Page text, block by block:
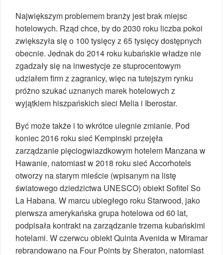
Największym problemem branży jest brak miejsc
hotelowych. Rząd chce, by do 2030 roku liczba pokoi
zwiększyła się o 100 tysięcy z 65 tysięcy dostępnych
obecnie. Jednak do 2014 roku kubańskie władze nie
zgadzały się na inwestycje ze stuprocentowym
udziałem firm z zagranicy, więc na tutejszym rynku
próżno szukać uznanych marek hotelowych z
wyjątkiem hiszpańskich sieci Melia i Iberostar.
Być może także i to wkrótce ulegnie zmianie. Pod
koniec 2016 roku sieć Kempinski przejęła
zarządzanie pięciogwiazdkowym hotelem Manzana w
Hawanie, natomiast w 2018 roku sieć Accorhotels
otworzy na starym mieście (wpisanym na listę
światowego dziedzictwa UNESCO) obiekt Sofitel So
La Habana. W marcu ubiegłego roku Starwood, jako
pierwsza amerykańska grupa hotelowa od 60 lat,
podpisała kontrakt na zarządzanie trzema kubańskimi
hotelami. W czerwcu obiekt Quinta Avenida w Miramar
rebrandowano na Four Points by Sheraton, natomiast